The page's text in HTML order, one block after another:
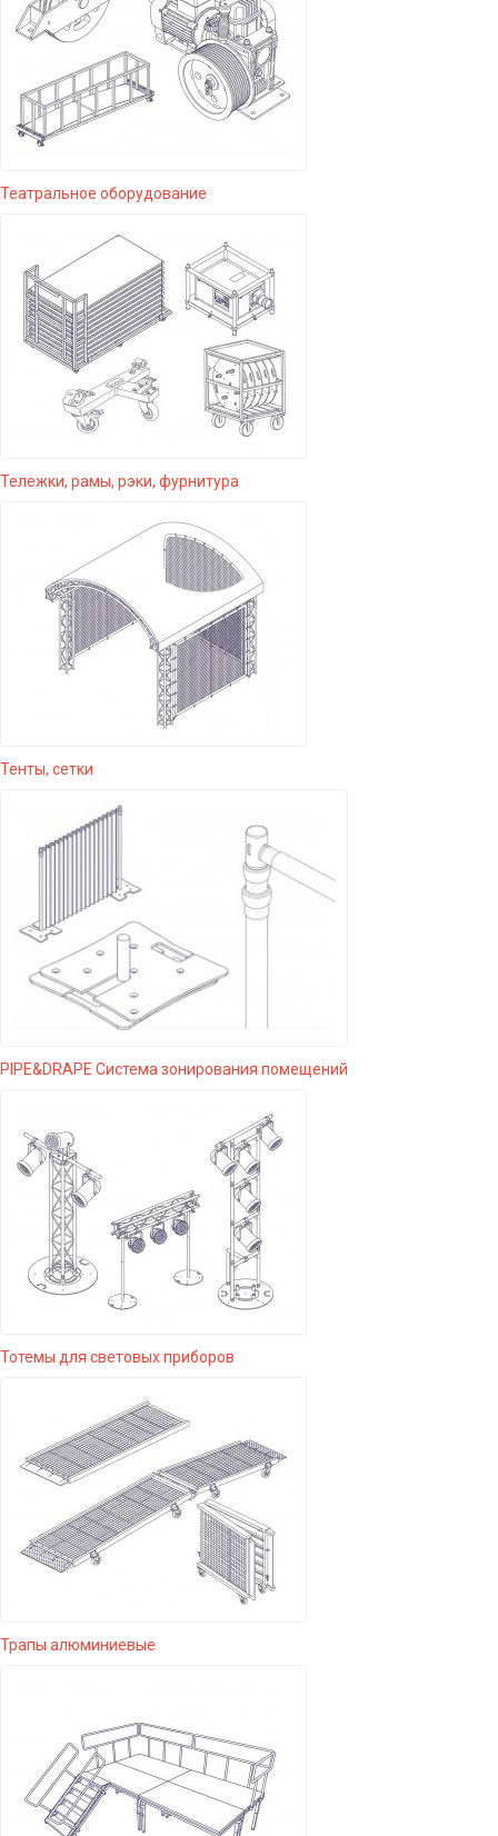
Театральное оборудование
Тележки, рамы, рэки, фурнитура
Тенты, сетки
PIPE&DRAPE Система зонирования помещений
Тотемы для световых приборов
Трапы алюминиевые